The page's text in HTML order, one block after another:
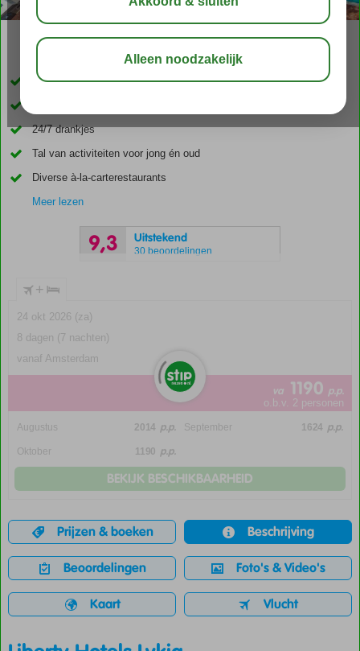
aug 33°C
Aquapark met 18 waterglijbanen
24/7 drankjes
Tal van activiteiten voor jong én oud
Diverse à-la-carterestaurants
Meer lezen
9,3 Uitstekend
30 beoordelingen
+
24 okt 2026 (za)
8 dagen (7 nachten)
vanaf Amsterdam
va 1190 p.p.
o.b.v. 2 personen
Augustus 2014 p.p. September 1624 p.p.
Oktober 1190 p.p.
BEKIJK BESCHIKBAARHEID
Prijzen & boeken Beschrijving
Beoordelingen Foto's & Video's
Kaart Vlucht